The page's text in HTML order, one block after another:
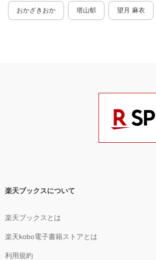
おかざきおか 塔山郁 望月 麻衣
楽天ブックスについて
楽天ブックスとは
楽天kobo電子書籍ストアとは
利用規約